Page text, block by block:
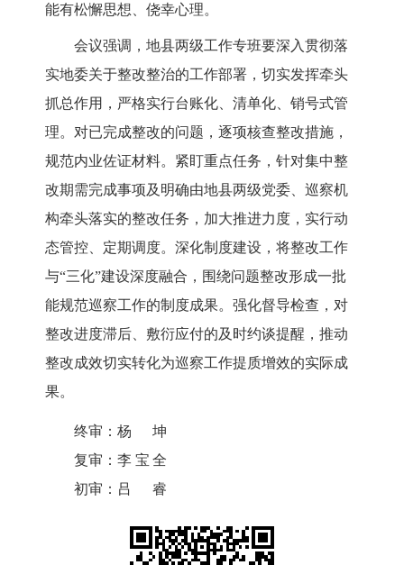
能有松懈思想、侥幸心理。
会议强调，地县两级工作专班要深入贯彻落
实地委关于整改整治的工作部署，切实发挥牵头
抓总作用，严格实行台账化、清单化、销号式管
理。对已完成整改的问题，逐项核查整改措施，
规范内业佐证材料。紧盯重点任务，针对集中整
改期需完成事项及明确由地县两级党委、巡察机
构牵头落实的整改任务，加大推进力度，实行动
态管控、定期调度。深化制度建设，将整改工作
与“三化”建设深度融合，围绕问题整改形成一批
能规范巡察工作的制度成果。强化督导检查，对
整改进度滞后、敷衍应付的及时约谈提醒，推动
整改成效切实转化为巡察工作提质增效的实际成
果。
终审： 杨坤
复审： 李宝全
初审： 吕睿